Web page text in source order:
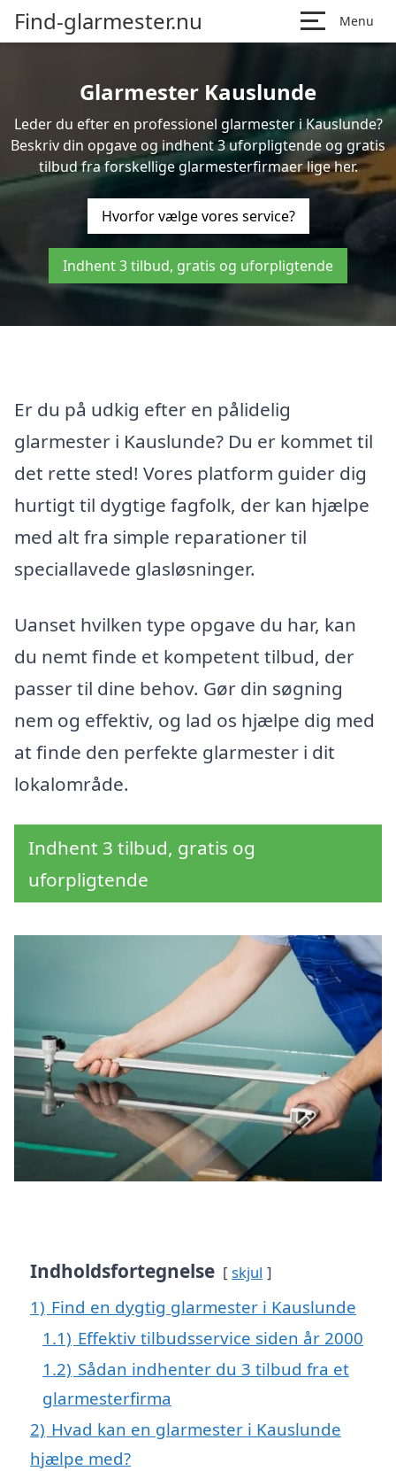
Find-glarmester.nu Menu
Glarmester Kauslunde
Leder du efter en professionel glarmester i Kauslunde?
Beskriv din opgave og indhent 3 uforpligtende og gratis
tilbud fra forskellige glarmesterfirmaer lige her.
Hvorfor vælge vores service?
Indhent 3 tilbud, gratis og uforpligtende
Er du på udkig efter en pålidelig
glarmester i Kauslunde? Du er kommet til
det rette sted! Vores platform guider dig
hurtigt til dygtige fagfolk, der kan hjælpe
med alt fra simple reparationer til
speciallavede glasløsninger.
Uanset hvilken type opgave du har, kan
du nemt finde et kompetent tilbud, der
passer til dine behov. Gør din søgning
nem og effektiv, og lad os hjælpe dig med
at finde den perfekte glarmester i dit
lokalområde.
Indhent 3 tilbud, gratis og
uforpligtende
Indholdsfortegnelse skjul
1) Find en dygtig glarmester i Kauslunde
1.1) Effektiv tilbudsservice siden år 2000
1.2) Sådan indhenter du 3 tilbud fra et
glarmesterfirma
2) Hvad kan en glarmester i Kauslunde
hjælpe med?